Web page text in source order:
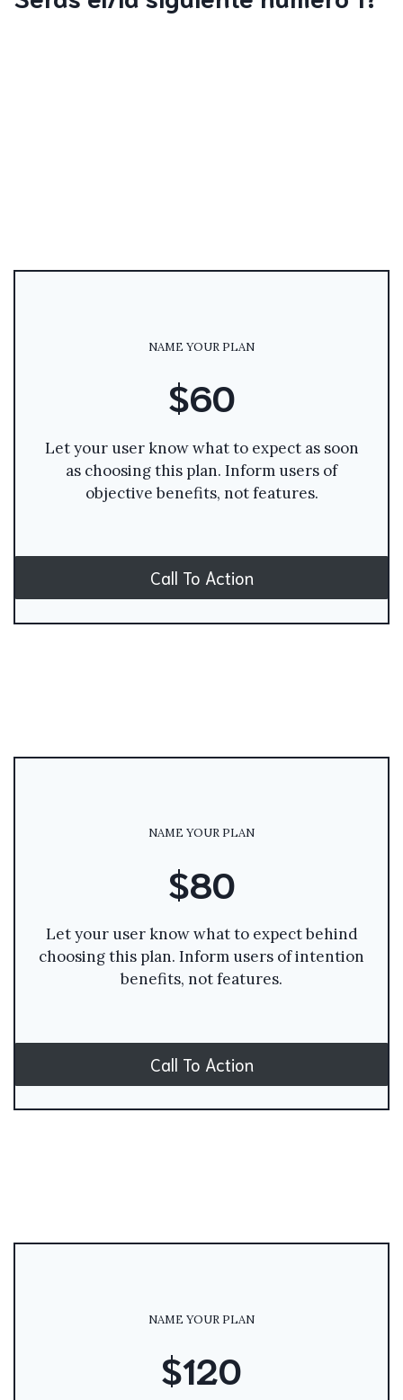
NAME YOUR PLAN
$60
Let your user know what to expect as soon
as choosing this plan. Inform users of
objective benefits, not features.
Call To Action
NAME YOUR PLAN
$80
Let your user know what to expect behind
choosing this plan. Inform users of intention
benefits, not features.
Call To Action
NAME YOUR PLAN
$120